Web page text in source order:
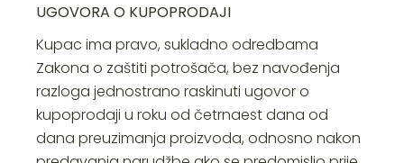
UGOVORA O KUPOPRODAJI
Kupac ima pravo, sukladno odredbama
Zakona o zaštiti potrošača, bez navođenja
razloga jednostrano raskinuti ugovor o
kupoprodaji u roku od četrnaest dana od
dana preuzimanja proizvoda, odnosno nakon